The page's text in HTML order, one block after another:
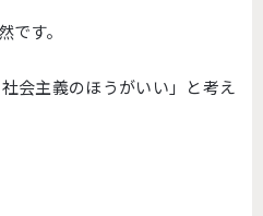
です。
会主義のほうがいい」と考え